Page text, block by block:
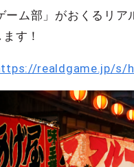
ーム部」がおくるリ
す！
realdgame.jp/s/